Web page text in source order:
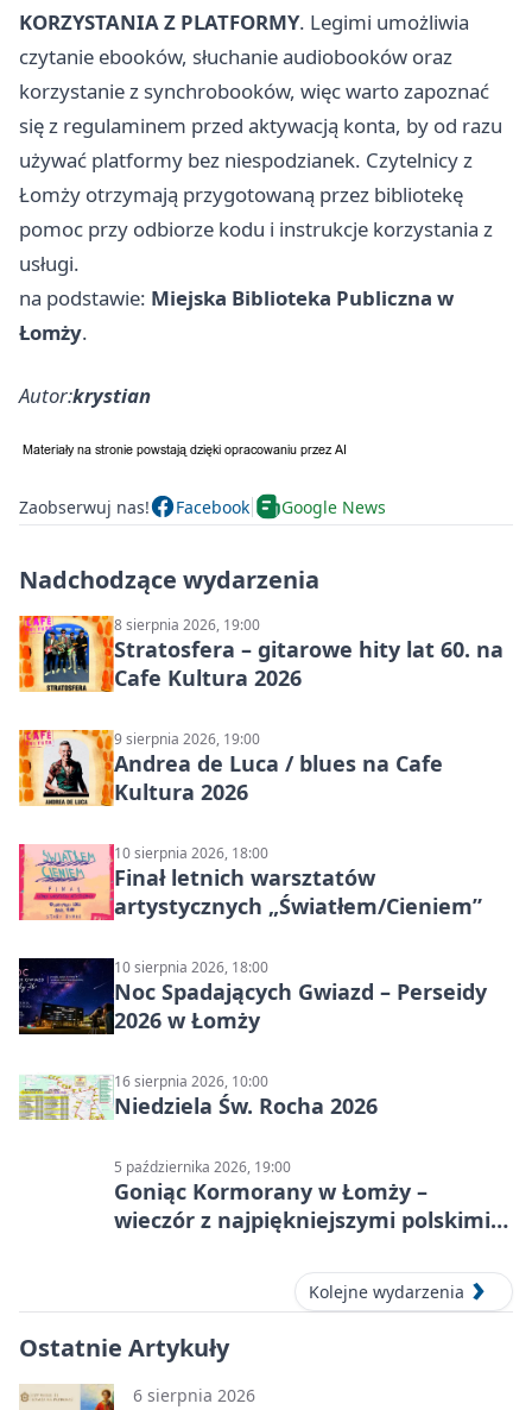
KORZYSTANIA Z PLATFORMY. Legimi umożliwia
czytanie ebooków, słuchanie audiobooków oraz
korzystanie z synchrobooków, więc warto zapoznać
się z regulaminem przed aktywacją konta, by od razu
używać platformy bez niespodzianek. Czytelnicy z
Łomży otrzymają przygotowaną przez bibliotekę
pomoc przy odbiorze kodu i instrukcje korzystania z
usługi.
na podstawie: Miejska Biblioteka Publiczna w
Łomży.
Autor:krystian
Zaobserwuj nas! Facebook Google News
Nadchodzące wydarzenia
8 sierpnia 2026, 19:00
Stratosfera – gitarowe hity lat 60. na
Cafe Kultura 2026
9 sierpnia 2026, 19:00
Andrea de Luca / blues na Cafe
Kultura 2026
10 sierpnia 2026, 18:00
Finał letnich warsztatów
artystycznych „Światłem/Cieniem”
10 sierpnia 2026, 18:00
Noc Spadających Gwiazd – Perseidy
2026 w Łomży
16 sierpnia 2026, 10:00
Niedziela Św. Rocha 2026
5 października 2026, 19:00
Goniąc Kormorany w Łomży –
wieczór z najpiękniejszymi polskimi
Kolejne wydarzenia
Ostatnie Artykuły
6 sierpnia 2026